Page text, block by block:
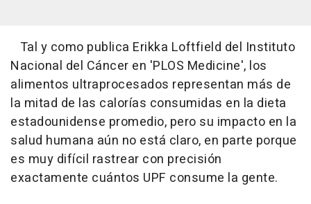
Tal y como publica Erikka Loftfield del Instituto
Nacional del Cáncer en 'PLOS Medicine', los
alimentos ultraprocesados representan más de
la mitad de las calorías consumidas en la dieta
estadounidense promedio, pero su impacto en la
salud humana aún no está claro, en parte porque
es muy difícil rastrear con precisión
exactamente cuántos UPF consume la gente.